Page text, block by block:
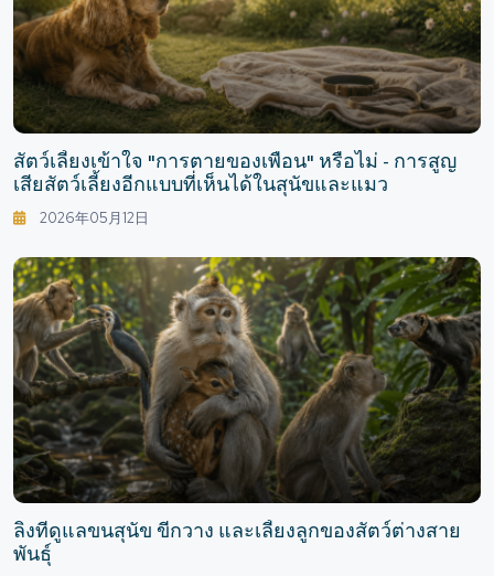
สัตว์เลี้ยงเข้าใจ "การตายของเพื่อน" หรือไม่ - การสูญ
เสียสัตว์เลี้ยงอีกแบบที่เห็นได้ในสุนัขและแมว
2026年05月12日
ลิงที่ดูแลขนสุนัข ขี่กวาง และเลี้ยงลูกของสัตว์ต่างสาย
พันธุ์